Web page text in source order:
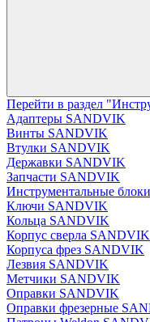
Перейти в раздел
Адаптеры SANDVIK
Винты SANDVIK
Втулки SANDVIK
Державки SANDVIK
Запчасти SANDVIK
Инструментальные
Ключи SANDVIK
Кольца SANDVIK
Корпус сверла SANDVIK
Корпуса фрез SANDVIK
Лезвия SANDVIK
Метчики SANDVIK
Оправки SANDVIK
Оправки фрезерные